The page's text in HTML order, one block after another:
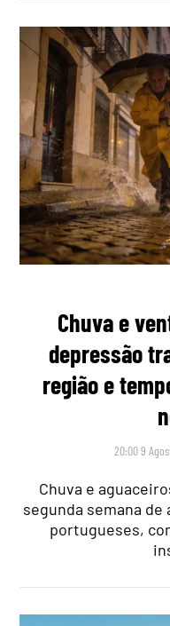
Chuva e
depressão
região e
20:00 9
Chuva e
segunda semana
portugueses,